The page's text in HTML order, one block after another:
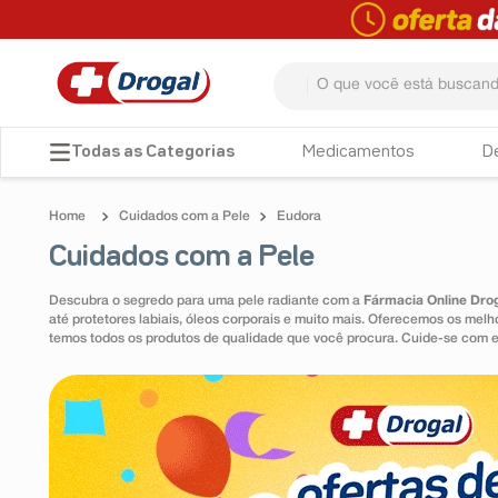
Medicamentos
Cuidados com a Pele Eudora
Cuidados com a Pele
Descubra o segredo para uma pele radiante com a Fármacia Online
até protetores labiais, óleos corporais e muito mais. Oferecemos os
temos todos os produtos de qualidade que você procura. Cuide-se com
TERMOS MAIS BUSCADOS
3º dipirona
4º lenço umedecido
5º tadalafila
º minoxidil
7
desodorante
8º teste gravidez